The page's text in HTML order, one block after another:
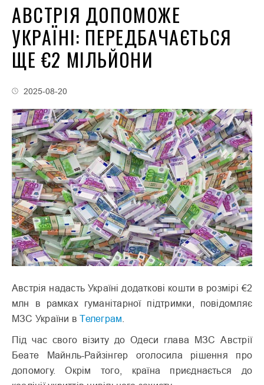
АВСТРІЯ ДОПОМОЖЕ
УКРАЇНІ: ПЕРЕДБАЧАЄТЬСЯ
ЩЕ €2 МІЛЬЙОНИ
2025-08-20
Австрія надасть Україні додаткові кошти в розмірі €2
млн в рамках гуманітарної підтримки, повідомляє
МЗС України вТелеграм
Під час свого візиту до Одеси глава МЗС Австрії
Беате Майнль-Райзінгер оголосила рішення про
допомогу. Окрім того, країна приєднається до